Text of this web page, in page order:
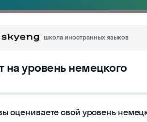
на протяжении более
и религиозных факторов.
жили в деревнях, где
школа иностранных языков
на уровень немецкого
оцениваете свой уровень